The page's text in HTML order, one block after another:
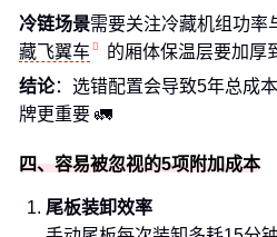
冷链场景需要关注冷藏机组功率
藏飞翼车
的厢体保温层要加厚
结论：选错配置会导致5年总成
牌更重要 🚛
四、容易被忽视的5项附加成本
尾板装卸效率